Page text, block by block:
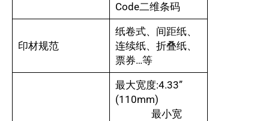
Code二维条码
印材规范
纸卷式、间距纸、
连续纸、折叠纸、
票券…等
最大宽度:4.33”
(110mm)
最小宽